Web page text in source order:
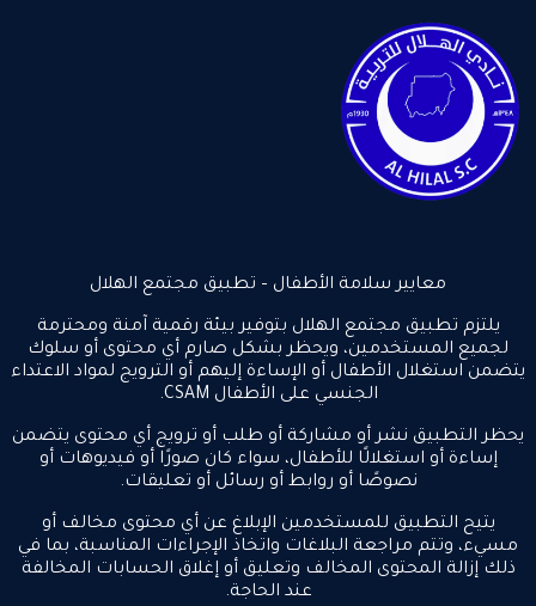
معايير سلامة الأطفال – تطبيق مجتمع الهلال
يلتزم تطبيق مجتمع الهلال بتوفير بيئة رقمية آمنة ومحترمة
لجميع المستخدمين، ويحظر بشكل صارم أي محتوى أو سلوك
يتضمن استغلال الأطفال أو الإساءة إليهم أو الترويج لمواد الاعتداء
الجنسي على الأطفال CSAM.
يحظر التطبيق نشر أو مشاركة أو طلب أو ترويج أي محتوى يتضمن
إساءة أو استغلالًا للأطفال، سواء كان صورًا أو فيديوهات أو
نصوصًا أو روابط أو رسائل أو تعليقات.
يتيح التطبيق للمستخدمين الإبلاغ عن أي محتوى مخالف أو
مسيء، وتتم مراجعة البلاغات واتخاذ الإجراءات المناسبة، بما في
ذلك إزالة المحتوى المخالف وتعليق أو إغلاق الحسابات المخالفة
عند الحاجة.